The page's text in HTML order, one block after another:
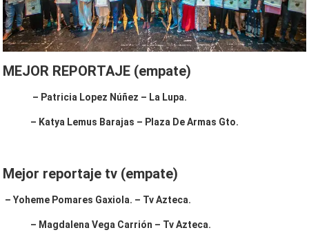
MEJOR REPORTAJE (empate)
– Patricia Lopez Núñez – La Lupa.
– Katya Lemus Barajas – Plaza De Armas Gto.
Mejor reportaje tv (empate)
– Yoheme Pomares Gaxiola. – Tv Azteca.
– Magdalena Vega Carrión – Tv Azteca.